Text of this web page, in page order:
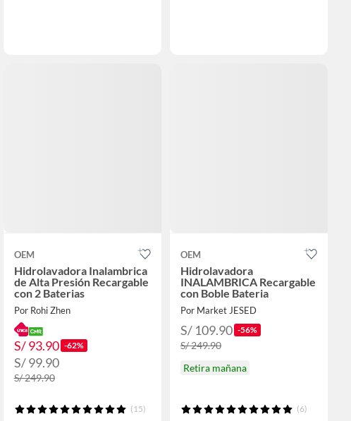
OEM
Hidrolavadora Inalambrica
de Alta Presión Recargable
con 2 Baterias
Por Rohi Zhen
S/ 93.90 -62%
S/ 99.90
S/ 249.90
(15)
OEM
Hidrolavadora
INALAMBRICA Recargable
con Boble Bateria
Por Market JESED
S/ 109.90 -56%
S/ 249.90
Retira mañana
(6)